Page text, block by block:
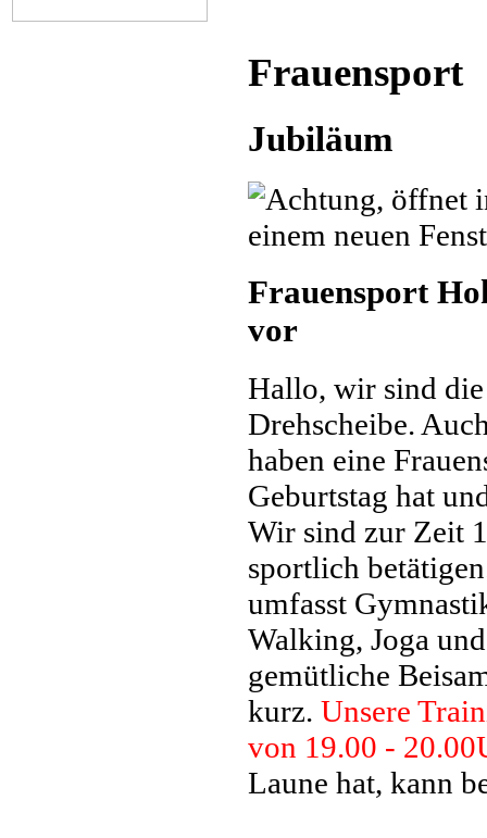
Frauensport
Jubiläum
Frauensport
vor
Hallo, wir sind
Drehscheibe.
haben eine
Geburtstag hat
Wir sind zur Zeit
sportlich
umfasst
Walking, Joga
gemütliche
kurz. Unsere
von 19.00 -
Laune hat, kann